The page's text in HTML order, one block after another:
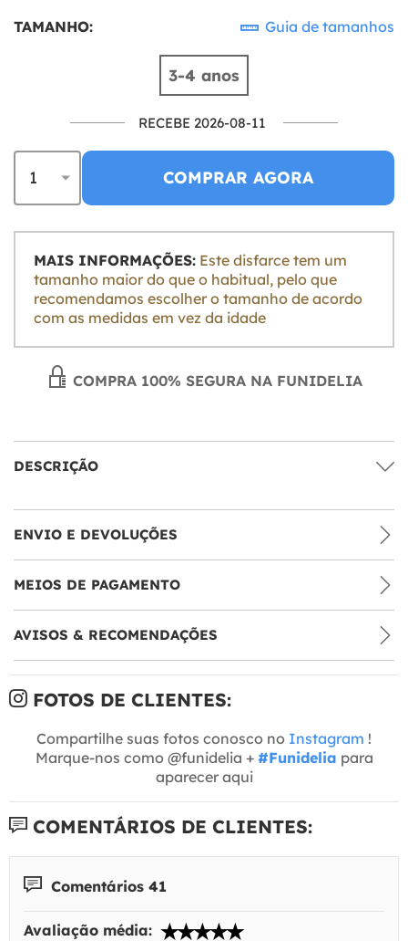
TAMANHO: Guia de tamanhos
3-4 anos
RECEBE 2026-08-11
COMPRAR AGORA
MAIS INFORMAÇÕES:
tamanho maior do que o habitual, pelo que
recomendamos escolher o tamanho de acordo
com as medidas em vez da idade
COMPRA 100% SEGURA NA FUNIDELIA
DESCRIÇÃO
ENVIO E DEVOLUÇÕES
MEIOS DE PAGAMENTO
AVISOS & RECOMENDAÇÕES
FOTOS DE CLIENTES:
Compartilhe suas fotos conosco no Instagram !
Marque-nos como @funidelia + #Funidelia para
aparecer aqui
COMENTÁRIOS DE CLIENTES:
Comentários 41
Avaliação média: